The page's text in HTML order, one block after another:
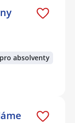
absolventy